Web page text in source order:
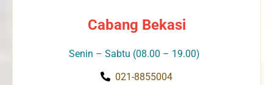
Cabang Bekasi
Senin – Sabtu (08.00 – 19.00)
021-8855004